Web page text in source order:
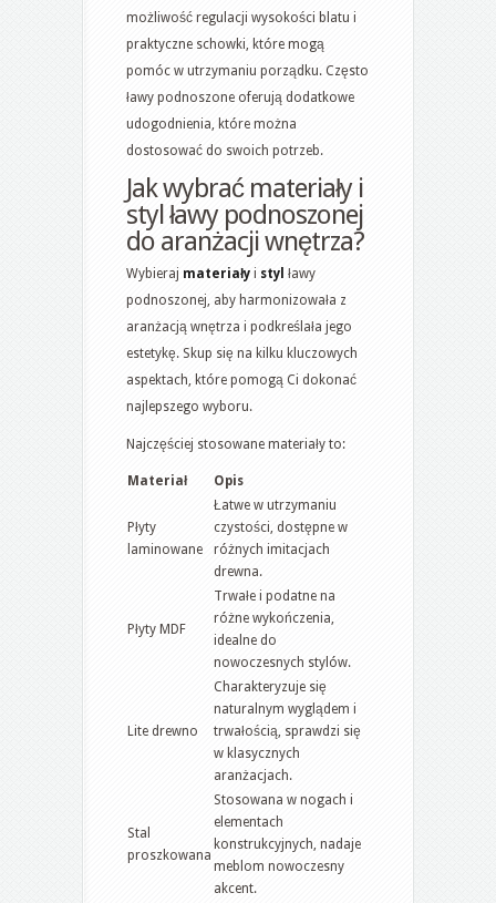
możliwość regulacji wysokości blatu i
praktyczne schowki, które mogą
pomóc w utrzymaniu porządku. Często
ławy podnoszone oferują dodatkowe
udogodnienia, które można
dostosować do swoich potrzeb.
Jak wybrać materiały i
styl ławy podnoszonej
do aranżacji wnętrza?
Wybieraj materiały i styl ławy
podnoszonej, aby harmonizowała z
aranżacją wnętrza i podkreślała jego
estetykę. Skup się na kilku kluczowych
aspektach, które pomogą Ci dokonać
najlepszego wyboru.
Najczęściej stosowane materiały to:
Materiał Opis
Płyty
laminowane
Łatwe w utrzymaniu
czystości, dostępne w
różnych imitacjach
drewna.
Płyty MDF
Trwałe i podatne na
różne wykończenia,
idealne do
nowoczesnych stylów.
Lite drewno
Charakteryzuje się
naturalnym wyglądem i
trwałością, sprawdzi się
w klasycznych
aranżacjach.
Stal
proszkowana
Stosowana w nogach i
elementach
konstrukcyjnych, nadaje
meblom nowoczesny
akcent.